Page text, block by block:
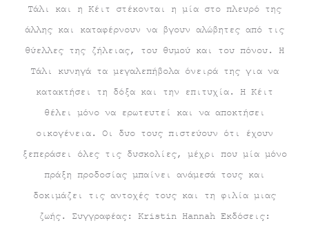
Τάλι και η Κέιτ στέκονται η μία στο πλευρό της
άλλης και καταφέρνουν να βγουν αλώβητες από τις
θύελλες της ζήλειας, του θυμού και του πόνου. Η
Τάλι κυνηγά τα μεγαλεπήβολα όνειρά της για να
κατακτήσει τη δόξα και την επιτυχία. Η Κέιτ
θέλει μόνο να ερωτευτεί και να αποκτήσει
οικογένεια. Οι δυο τους πιστεύουν ότι έχουν
ξεπεράσει όλες τις δυσκολίες, μέχρι που μία μόνο
πράξη προδοσίας μπαίνει ανάμεσά τους και
δοκιμάζει τις αντοχές τους και τη φιλία μιας
ζωής. Συγγραφέας: Kristin Hannah Εκδόσεις: